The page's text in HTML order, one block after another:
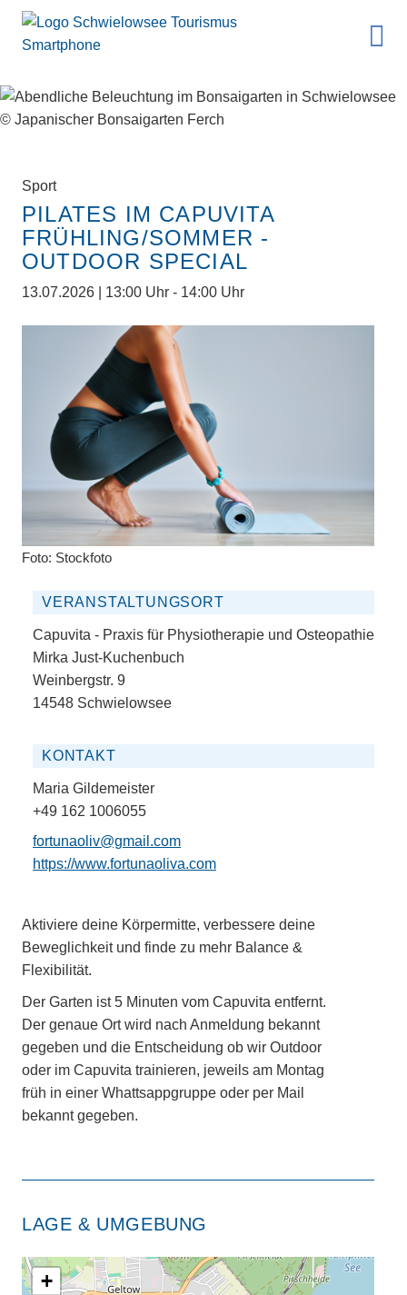
Sport
PILATES IM CAPUVITA
FRÜHLING/SOMMER -
OUTDOOR SPECIAL
13.07.2026 | 13:00 Uhr - 14:00 Uhr
Foto: Stockfoto
VERANSTALTUNGSORT
Capuvita - Praxis für Physiotherapie und Osteopathie
Mirka Just-Kuchenbuch
Weinbergstr. 9
14548 Schwielowsee
KONTAKT
Maria Gildemeister
+49 162 1006055
fortunaoliv@gmail.com
https://www.fortunaoliva.com
Aktiviere deine Körpermitte, verbessere deine
Beweglichkeit und finde zu mehr Balance &
Flexibilität.
Der Garten ist 5 Minuten vom Capuvita entfernt.
Der genaue Ort wird nach Anmeldung bekannt
gegeben und die Entscheidung ob wir Outdoor
oder im Capuvita trainieren, jeweils am Montag
früh in einer Whattsappgruppe oder per Mail
bekannt gegeben.
LAGE & UMGEBUNG
+